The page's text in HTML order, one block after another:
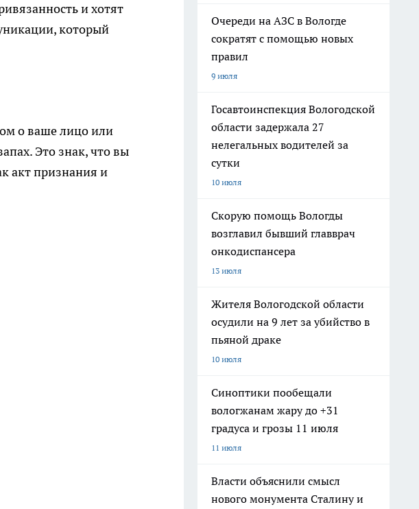
и хотят
который
о ваше лицо или
Это знак, что вы
акт признания и
Очереди на АЗС в Вологде
сократят с помощью новых
правил
9 июля
Госавтоинспекция Вологодской
области задержала 27
нелегальных водителей за
сутки
10 июля
Скорую помощь Вологды
возглавил бывший главврач
онкодиспансера
13 июля
Жителя Вологодской области
осудили на 9 лет за убийство в
пьяной драке
10 июля
Синоптики пообещали
вологжанам жару до +31
градуса и грозы 11 июля
11 июля
Власти объяснили смысл
нового монумента Сталину и